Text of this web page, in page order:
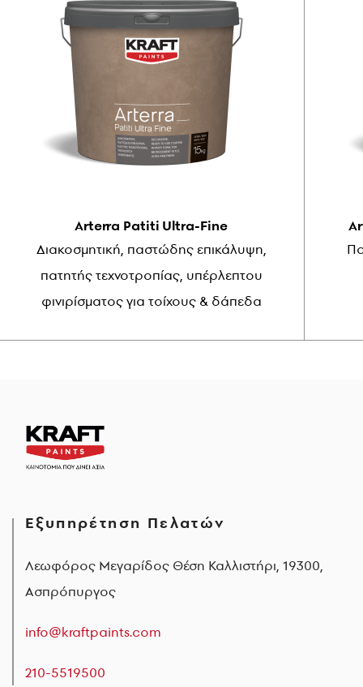
Arterra Patiti Ultra-Fine
Διακοσμητική, παστώδης επικάλυψη,
πατητής τεχνοτροπίας, υπέρλεπτου
φινιρίσματος για τοίχους & δάπεδα
Εξυπηρέτηση Πελατών
Λεωφόρος Μεγαρίδος Θέση Καλλιστήρι, 19300,
Ασπρόπυργος
info@kraftpaints.com
210-5519500